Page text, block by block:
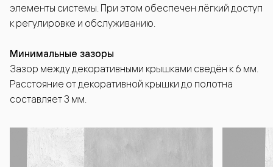
элементы системы. При этом обеспечен лёгкий доступ
к регулировке и обслуживанию.
Минимальные зазоры
Зазор между декоративными крышками сведён к 6 мм.
Расстояние от декоративной крышки до полотна
составляет 3 мм.